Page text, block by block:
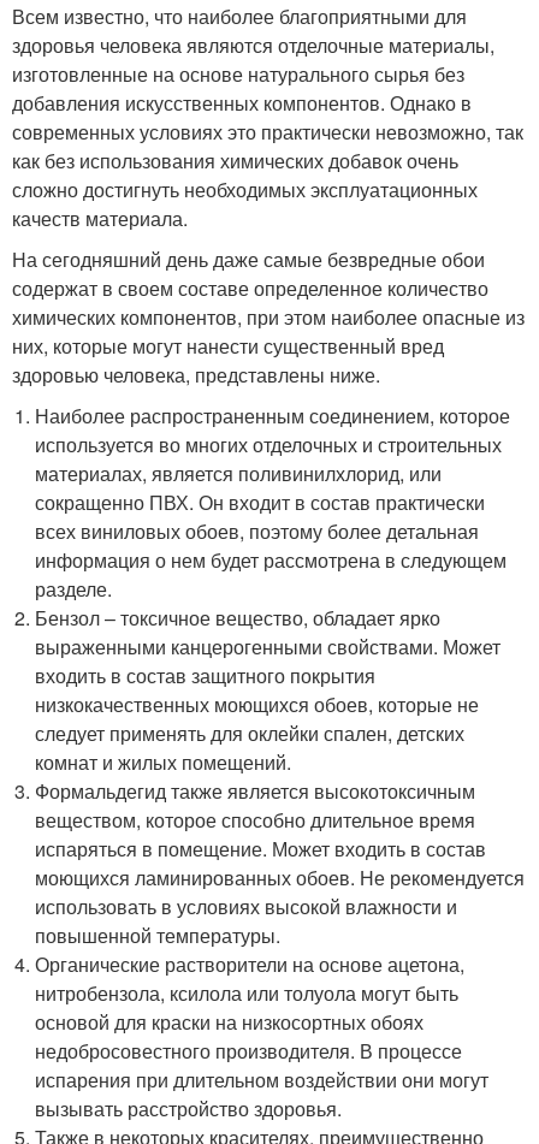
Всем известно, что наиболее благоприятными для
здоровья человека являются отделочные материалы,
изготовленные на основе натурального сырья без
добавления искусственных компонентов. Однако в
современных условиях это практически невозможно, так
как без использования химических добавок очень
сложно достигнуть необходимых эксплуатационных
качеств материала.
На сегодняшний день даже самые безвредные обои
содержат в своем составе определенное количество
химических компонентов, при этом наиболее опасные из
них, которые могут нанести существенный вред
здоровью человека, представлены ниже.
Наиболее распространенным соединением, которое
используется во многих отделочных и строительных
материалах, является поливинилхлорид, или
сокращенно ПВХ. Он входит в состав практически
всех виниловых обоев, поэтому более детальная
информация о нем будет рассмотрена в следующем
разделе.
Бензол – токсичное вещество, обладает ярко
выраженными канцерогенными свойствами. Может
входить в состав защитного покрытия
низкокачественных моющихся обоев, которые не
следует применять для оклейки спален, детских
комнат и жилых помещений.
Формальдегид также является высокотоксичным
веществом, которое способно длительное время
испаряться в помещение. Может входить в состав
моющихся ламинированных обоев. Не рекомендуется
использовать в условиях высокой влажности и
повышенной температуры.
Органические растворители на основе ацетона,
нитробензола, ксилола или толуола могут быть
основой для краски на низкосортных обоях
недобросовестного производителя. В процессе
испарения при длительном воздействии они могут
вызывать расстройство здоровья.
Также в некоторых красителях, преимущественно